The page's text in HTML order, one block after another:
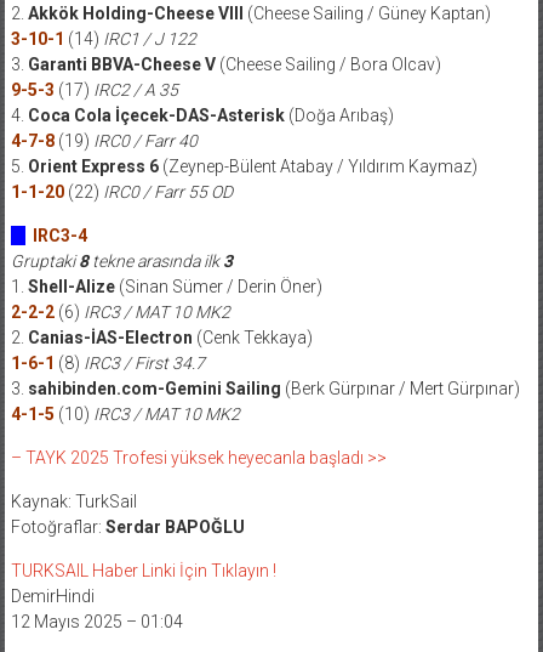
2. Akkök Holding-Cheese VIII
(Cheese Sailing / Güney Kaptan)
3-10-1 (14) IRC1 / J 122
3. Garanti BBVA-Cheese V(Cheese Sailing / Bora Olcav)
9-5-3 (17) IRC2 / A 35
4. Coca Cola İçecek-DAS-Asterisk(Doğa Arıbaş)
4-7-8(19) IRC0 / Farr 40
5. Orient Express 6(Zeynep-Bülent Atabay / Yıldırım Kaymaz)
1-1-20(22) IRC0 / Farr 55 OD
IRC3-4
Gruptaki8tekne arasında ilk3
1. Shell-Alize(Sinan Sümer / Derin Öner)
2-2-2(6) IRC3 / MAT 10 MK2
2. Canias-İAS-Electron (Cenk Tekkaya)
1-6-1 (8) IRC3 / First 34.7
3. sahibinden.com-Gemini Sailing (Berk Gürpınar / Mert Gürpınar)
4-1-5 (10) IRC3 / MAT 10 MK2
– TAYK 2025 Trofesi yüksek heyecanla başladı >>
Kaynak: TurkSail
Fotoğraflar: Serdar BAPOĞLU
TURKSAIL Haber Linki İçin Tıklayın !
DemirHindi
12 Mayıs 2025 – 01:04